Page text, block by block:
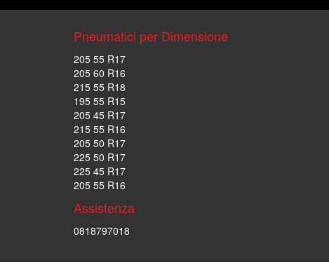
Pneumatici per Dimensione
205 55 R17
205 60 R16
215 55 R18
195 55 R15
205 45 R17
215 55 R16
205 50 R17
225 50 R17
225 45 R17
205 55 R16
Assistenza
0818797018